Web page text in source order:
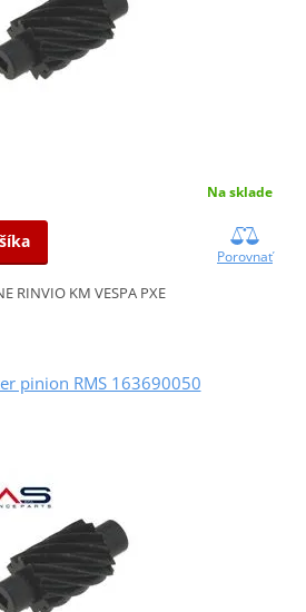
Na sklade
Porovnať
RINVIO KM VESPA PXE
pinion RMS 163690050